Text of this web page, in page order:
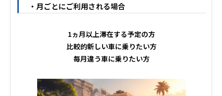
・月ごとにご利用される場合
1ヵ月以上滞在する予定の方
比較的新しい車に乗りたい方
毎月違う車に乗りたい方